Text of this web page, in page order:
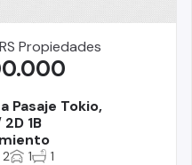
Propiedades
Pasaje Tokio,
1B
2 1 1